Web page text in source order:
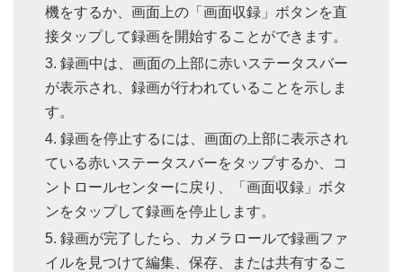
機をするか、画面上の「画面収録」ボタンを直
接タップして録画を開始することができます。
録画中は、画面の上部に赤いステータスバー
が表示され、録画が行われていることを示しま
す。
録画を停止するには、画面の上部に表示され
ている赤いステータスバーをタップするか、コ
ントロールセンターに戻り、「画面収録」ボタ
ンをタップして録画を停止します。
録画が完了したら、カメラロールで録画ファ
イルを見つけて編集、保存、または共有するこ